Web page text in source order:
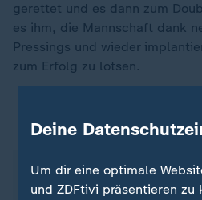
gerettet und es dann zum
es ihm, die Mannschaft dank
Pressings und wieder
zum Erfolg zu lotsen.
Siegesserien in der
Bayern München, 19
dem 19. Oktober 2013
Deine
Um dir eine optimale
und ZDFtivi präsentieren zu